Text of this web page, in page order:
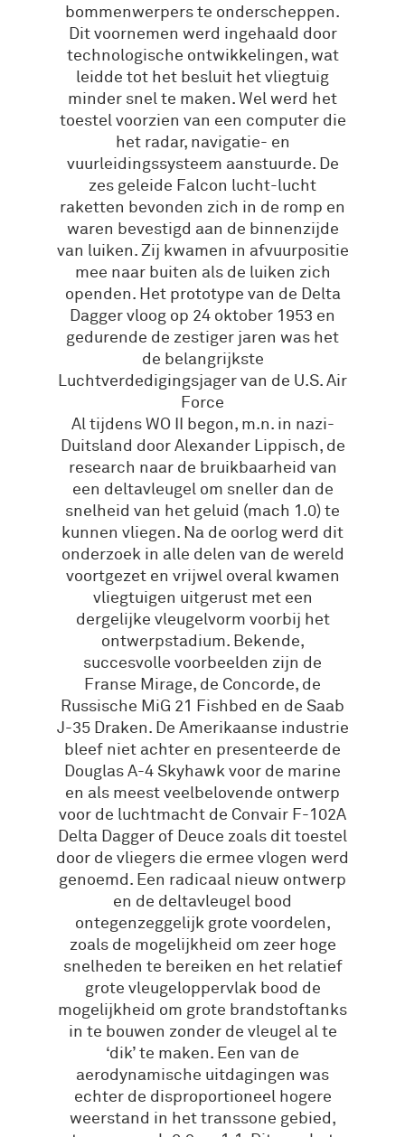
bommenwerpers te onderscheppen.
Dit voornemen werd ingehaald door
technologische ontwikkelingen, wat
leidde tot het besluit het vliegtuig
minder snel te maken. Wel werd het
toestel voorzien van een computer die
het radar, navigatie- en
vuurleidingssysteem aanstuurde. De
zes geleide Falcon lucht-lucht
raketten bevonden zich in de romp en
waren bevestigd aan de binnenzijde
van luiken. Zij kwamen in afvuurpositie
mee naar buiten als de luiken zich
openden. Het prototype van de Delta
Dagger vloog op 24 oktober 1953 en
gedurende de zestiger jaren was het
de belangrijkste
Luchtverdedigingsjager van de U.S. Air
Force
Al tijdens WO II begon, m.n. in nazi-
Duitsland door Alexander Lippisch, de
research naar de bruikbaarheid van
een deltavleugel om sneller dan de
snelheid van het geluid (mach 1.0) te
kunnen vliegen. Na de oorlog werd dit
onderzoek in alle delen van de wereld
voortgezet en vrijwel overal kwamen
vliegtuigen uitgerust met een
dergelijke vleugelvorm voorbij het
ontwerpstadium. Bekende,
succesvolle voorbeelden zijn de
Franse Mirage, de Concorde, de
Russische MiG 21 Fishbed en de Saab
J-35 Draken. De Amerikaanse industrie
bleef niet achter en presenteerde de
Douglas A-4 Skyhawk voor de marine
en als meest veelbelovende ontwerp
voor de luchtmacht de Convair F-102A
Delta Dagger of Deuce zoals dit toestel
door de vliegers die ermee vlogen werd
genoemd. Een radicaal nieuw ontwerp
en de deltavleugel bood
ontegenzeggelijk grote voordelen,
zoals de mogelijkheid om zeer hoge
snelheden te bereiken en het relatief
grote vleugeloppervlak bood de
mogelijkheid om grote brandstoftanks
in te bouwen zonder de vleugel al te
‘dik’ te maken. Een van de
aerodynamische uitdagingen was
echter de disproportioneel hogere
weerstand in het transsone gebied,